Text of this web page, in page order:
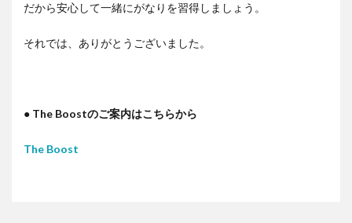
だから安心して一緒にがなりを習得しましょう。
それでは、ありがとうございました。
● The Boostのご案内はこちらから
The Boost